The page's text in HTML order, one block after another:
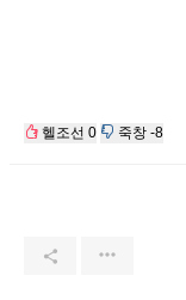
헬조선 0 죽창 -8
 